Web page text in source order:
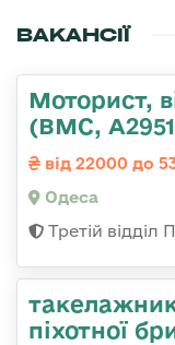
ВАКАНСІЇ
Моторист,
(ВМС,
від 22000 до
Одеса
Третій
піхотної